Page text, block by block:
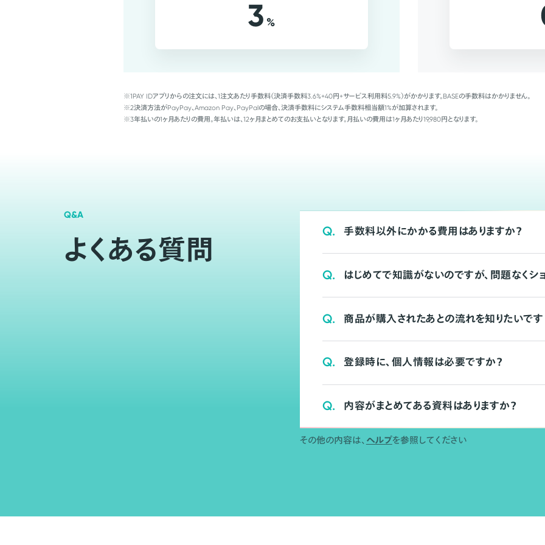
3 %
※1PAY IDアプリからの注文には、1注文あたり手数料（決済手数料3.6%+40円+サービス利用料5.9%）がかかります。BASEの手数料はかかりません。
※2決済方法がPayPay、Amazon Pay、PayPalの場合、決済手数料にシステム手数料相当額1%が加算されます。
※3年払いの1ヶ月あたりの費用。年払いは、12ヶ月まとめてのお支払いとなります。月払いの費用は1ヶ月あたり19,980円となります。
Q&A
よくある質問
Q. 手数料以外にかかる費用はありますか？
Q. はじめてで知識がないのですが、問題なくシ
Q. 商品が購入されたあとの流れを知りたいです
Q. 登録時に、個人情報は必要ですか？
Q. 内容がまとめてある資料はありますか？
その他の内容は、 ヘルプを参照してください